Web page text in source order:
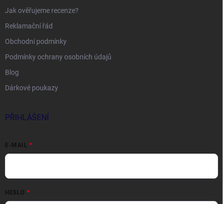
Jak ověřujeme recenze?
Reklamační řád
Obchodní podmínky
Podmínky ochrany osobních údajů
Blog
Dárkové poukazy
PŘIHLÁŠENÍ
E-MAIL
HESLO